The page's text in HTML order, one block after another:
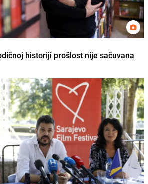
historiji prošlost nije sačuvana